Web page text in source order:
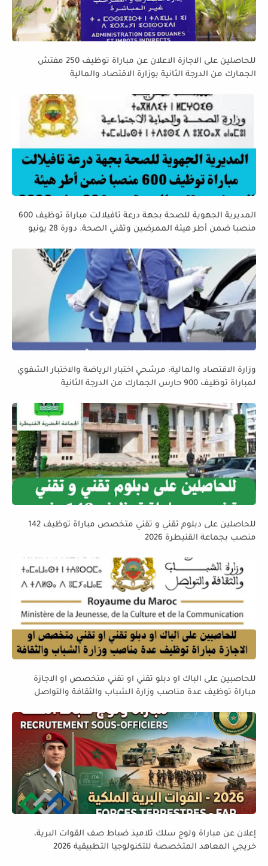
للحاصلين على الاجازة الاعلان عن مباراة توظيف 250 مفتش
الجمارك من الدرجة الثانية بوزارة الاقتصاد والمالية
المديرية الجهوية للصحة بجهة درعة تافيلالت مباراة توظيف 600
منصبا ضمن أطر هيئة الممرضين وتقني الصحة. دورة 28 يونيو
وزارة الاقتصاد والمالية: مرشحي اختبار الرياضة والاختبار الشفوي
لمباراة توظيف 900 حارس الجمارك من الدرجة الثانية
للحاصلين على دبلوم تقني و تقني متخصص مباراة توظيف 142
منصب بجماعة القنيطرة 2026
للحاصبين على الباك او دبلو تقني او تقني متخصص او الاجازة
مباراة توظيف عدة مناصب وزارة الشباب والثقافة والتواصل
إعلان عن مباراة ولوج سلك تلاميذ ضباط صف القوات البرية،
خريجي المعاهد المتخصصة للتكنولوجيا التطبيقية 2026